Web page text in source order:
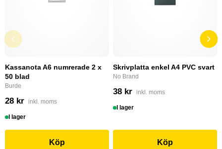
Kassanota A6 numrerade 2 x
50 blad
Burde
28 kr inkl. moms
I lager
Köp
Skrivplatta enkel A4 PVC svart
No Brand
38 kr inkl. moms
I lager
Köp